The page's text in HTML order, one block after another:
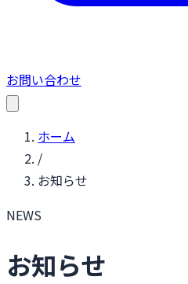
お問い合わせ
ホーム
/
お知らせ
NEWS
お知らせ